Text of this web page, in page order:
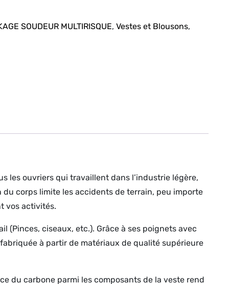
SOUDEUR MULTIRISQUE,Vestes et Blousons,
les ouvriers qui travaillent dans l’industrie légère,
corps limite les accidents de terrain, peu importe
vos activités.
ciseaux, etc.). Grâce à ses poignets avec
à partir de matériaux de qualité supérieure
du carbone parmi les composants de la veste rend